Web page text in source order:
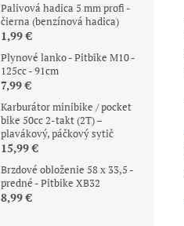
Palivová hadica 5 mm profi -
čierna (benzínová hadica)
1,99 €
Plynové lanko - Pitbike M10 -
125cc - 91cm
7,99 €
Karburátor minibike / pocket
bike 50cc 2-takt (2T) –
plavákový, páčkový sytič
15,99 €
Brzdové obloženie 58 x 33,5 -
predné - Pitbike XB32
8,99 €